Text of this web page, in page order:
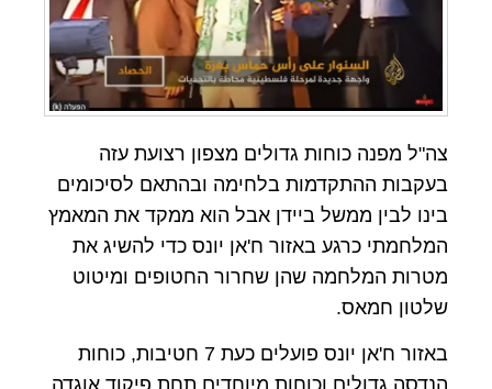
צה"ל מפנה כוחות גדולים מצפון רצועת עזה
בעקבות ההתקדמות בלחימה ובהתאם לסיכומים
בינו לבין ממשל ביידן אבל הוא ממקד את המאמץ
המלחמתי כרגע באזור ח'אן יונס כדי להשיג את
מטרות המלחמה שהן שחרור החטופים ומיטוט
שלטון חמאס.
באזור ח'אן יונס פועלים כעת 7 חטיבות, כוחות